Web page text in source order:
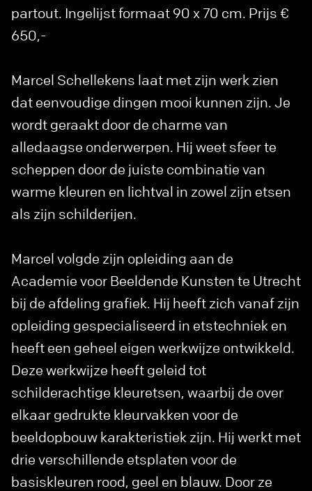
partout. Ingelijst formaat 90 x 70 cm. Prijs €
650,-
Marcel Schellekens laat met zijn werk zien
dat eenvoudige dingen mooi kunnen zijn. Je
wordt geraakt door de charme van
alledaagse onderwerpen. Hij weet sfeer te
scheppen door de juiste combinatie van
warme kleuren en lichtval in zowel zijn etsen
als zijn schilderijen.
Marcel volgde zijn opleiding aan de
Academie voor Beeldende Kunsten te Utrecht
bij de afdeling grafiek. Hij heeft zich vanaf zijn
opleiding gespecialiseerd in etstechniek en
heeft een geheel eigen werkwijze ontwikkeld.
Deze werkwijze heeft geleid tot
schilderachtige kleuretsen, waarbij de over
elkaar gedrukte kleurvakken voor de
beeldopbouw karakteristiek zijn. Hij werkt met
drie verschillende etsplaten voor de
basiskleuren rood, geel en blauw. Door ze